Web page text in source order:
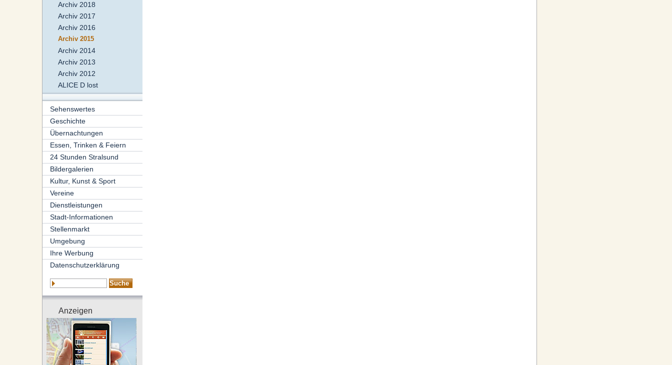
Archiv 2018
Archiv 2017
Archiv 2016
Archiv 2015
Archiv 2014
Archiv 2013
Archiv 2012
ALICE D lost
Sehenswertes
Geschichte
Übernachtungen
Essen, Trinken & Feiern
24 Stunden Stralsund
Bildergalerien
Kultur, Kunst & Sport
Vereine
Dienstleistungen
Stadt-Informationen
Stellenmarkt
Umgebung
Ihre Werbung
Datenschutzerklärung
Anzeigen